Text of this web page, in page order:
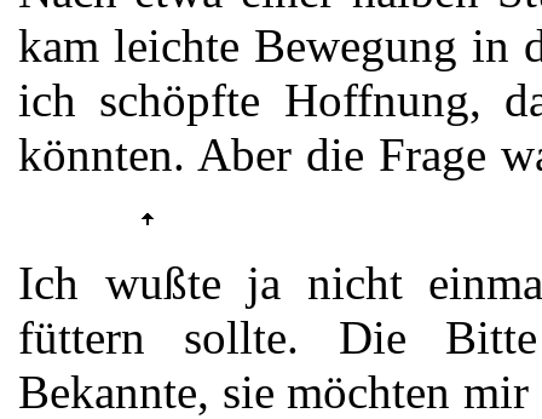
kam leichte Bewegung in
ich schöpfte Hoffnung,
könnten. Aber die Frage
Ich wußte ja nicht
füttern sollte. Die
Bekannte, sie möchten